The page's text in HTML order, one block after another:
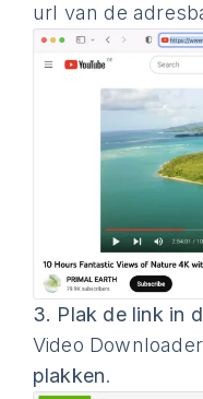
url van de
3. Plak de link in
Video
plakken.